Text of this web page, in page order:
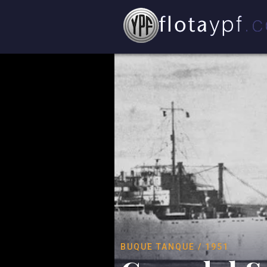
BUQUE TANQUE / 1951